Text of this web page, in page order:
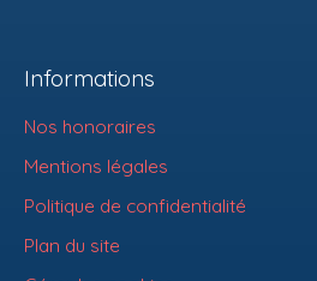
Informations
Nos honoraires
Mentions légales
Politique de confidentialité
Plan du site